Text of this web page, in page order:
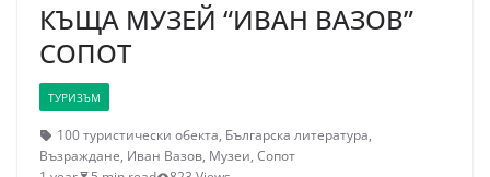
КЪЩА МУЗЕЙ “ИВАН ВАЗОВ”
СОПОТ
ТУРИЗЪМ
100 туристически обекта, Българска литература,
Възраждане, Иван Вазов, Музеи, Сопот